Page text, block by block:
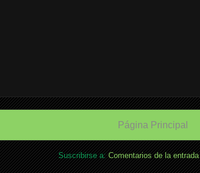
Página Principal
Suscribirse a:Comentarios de la